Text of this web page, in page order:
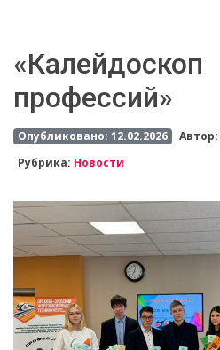
«Калейдоскоп
профессий»
Опубликовано: 12.02.2026 Автор:
Рубрика: Новости